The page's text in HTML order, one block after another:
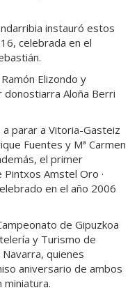
instauró estos
celebrada en el
Elizondo y
donostiarra Aloña Berri
a parar a Vitoria-Gasteiz
Fuentes y Mª Carmen
el primer
Amstel Oro ·
en el año 2006
de Gipuzkoa
y Turismo de
quienes
aniversario de ambos